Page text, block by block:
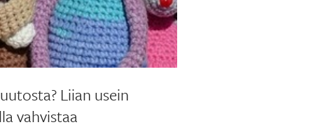
Liian usein
vahvistaa